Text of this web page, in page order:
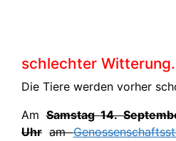
schlechter Witterung.
Die Tiere werden vorher
AmSamstag 14.
Uhr am